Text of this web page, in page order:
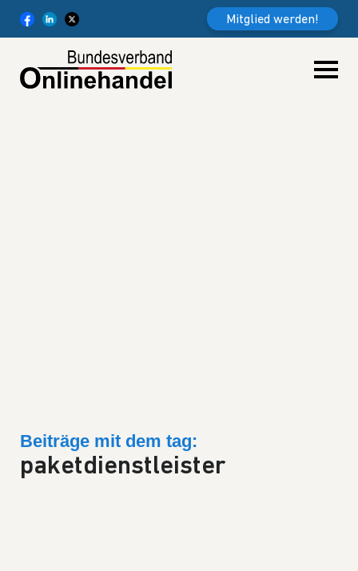
Mitglied werden!
Beiträge mit dem tag:
paketdienstleister